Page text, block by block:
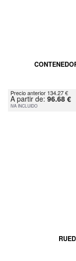
Precio anterior 134.27 €
A partir de: 96.68 €
IVA INCLUIDO